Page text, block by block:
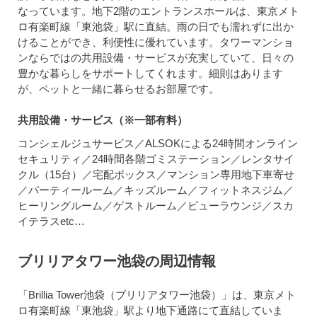
なっています。地下2階のエントランスホールは、東京メト
ロ有楽町線「東池袋」駅に直結。雨の日でも濡れずに出か
けることができ、利便性に優れています。タワーマンショ
ンならではの共用設備・サービスが充実していて、日々の
豊かな暮らしをサポートしてくれます。細則はあります
が、ペットと一緒に暮らせるお部屋です。
共用設備・サービス（※一部有料）
コンシェルジュサービス／ALSOKによる24時間オンライン
セキュリティ／24時間各階ゴミステーション／レンタサイ
クル（15台）／宅配ボックス／マンション専用地下車寄せ
／パーティールーム／キッズルーム／フィットネスジム／
ヒーリングルーム／ゲストルーム／ビューラウンジ／スカ
イテラスetc…
ブリリアタワー池袋の周辺情報
「Brillia Tower池袋（ブリリアタワー池袋）」は、東京メト
ロ有楽町線「東池袋」駅より地下通路にて直結していま